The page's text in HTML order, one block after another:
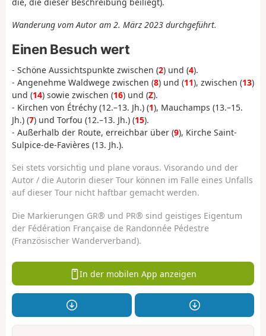
Wanderung vom Autor am 2. März 2023 durchgeführt.
Einen Besuch wert
- Schöne Aussichtspunkte zwischen (2) und (4).
- Angenehme Waldwege zwischen (8) und (11), zwischen (13)
und (14) sowie zwischen (16) und (Z).
- Kirchen von Étréchy (12.–13. Jh.) (1), Mauchamps (13.–15.
Jh.) (7) und Torfou (12.–13. Jh.) (15).
- Außerhalb der Route, erreichbar über (9), Kirche Saint-
Sulpice-de-Favières (13. Jh.).
Sei stets vorsichtig und plane voraus. Visorando und der
Autor / die Autorin dieser Tour können im Falle eines Unfalls
auf dieser Tour nicht haftbar gemacht werden.
Die Markierungen GR® und PR® sind geistiges Eigentum
der Fédération Française de Randonnée Pédestre
(Französischer Wanderverband).
In der mobilen App anzeigen